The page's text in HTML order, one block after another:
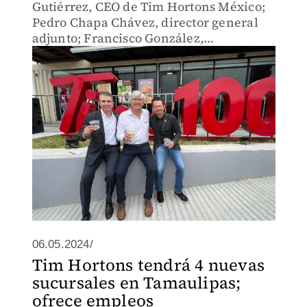
Gutiérrez, CEO de Tim Hortons México;
Pedro Chapa Chávez, director general
adjunto; Francisco González,
inversionista y socio de Tim Hortons
México, y César Garza, alcalde de
Apodaca.
06.05.2024/
Tim Hortons tendrá 4 nuevas
sucursales en Tamaulipas;
ofrece empleos